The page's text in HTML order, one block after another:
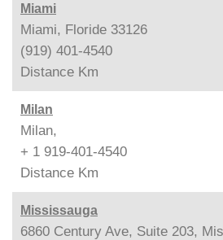
Miami
Miami, Floride 33126
(919) 401-4540
Distance Km
Milan
Milan,
+ 1 919-401-4540
Distance Km
Mississauga
6860 Century Ave, Suite 203,